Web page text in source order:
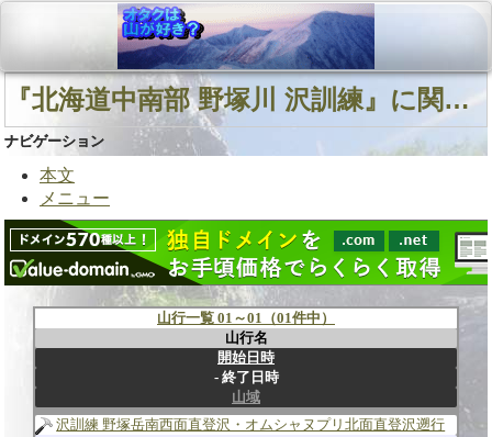
『北海道中南部 野塚川 沢訓練』に関連する山行
ナビゲーション
本文
メニュー
山行一覧 01～01（01件中）
山行名
開始日時
終了日時
山域
沢訓練 野塚岳南西面直登沢・オムシャヌプリ北面直登沢遡行